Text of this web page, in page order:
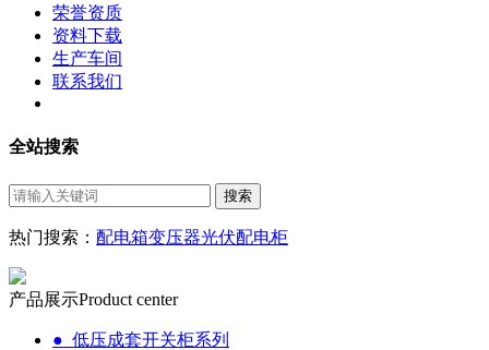
荣誉资质
资料下载
生产车间
联系我们
全站搜索
热门搜索： 配电箱变压器光伏配电柜
产品展示Product center
● 低压成套开关柜系列